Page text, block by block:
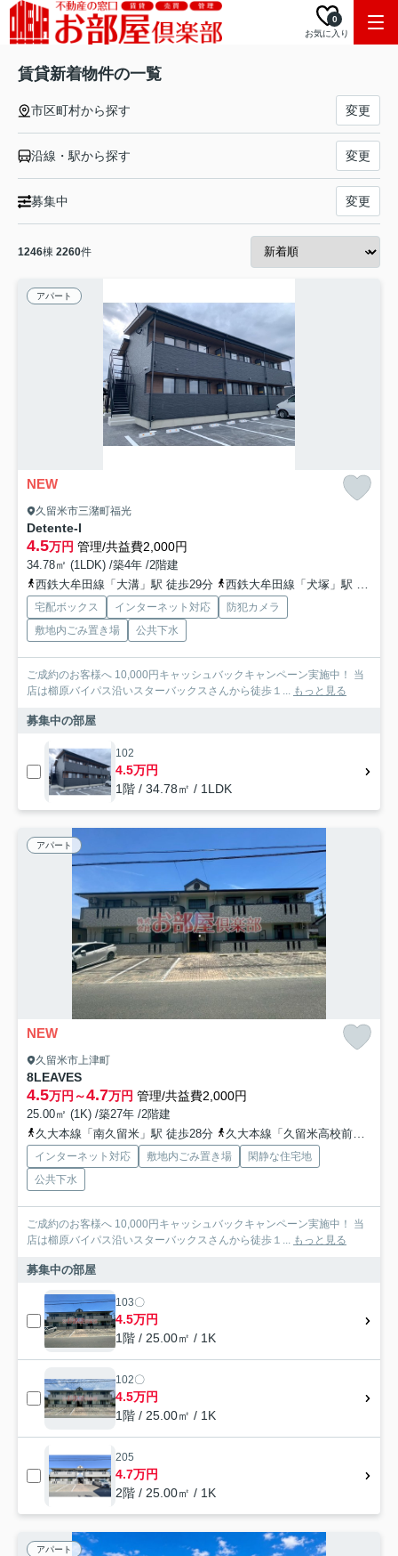
お気に入り
0
賃貸新着物件の一覧
市区町村から探す 変更
沿線・駅から探す 変更
募集中 変更
1246棟 2260件
アパート
NEW
久留米市三潴町福光
Detente-I
4.5万円 管理/共益費2,000円
34.78㎡ (1LDK) /築4年 /2階建
西鉄大牟田線「大溝」駅 徒歩29分
西鉄大牟田線「犬塚」駅 徒歩30分
宅配ボックス インターネット対応
防犯カメラ
敷地内ごみ置き場
公共下水
ご成約のお客様へ 10,000円キャッシュバックキャンペーン実施中！ 当
店は櫛原バイパス沿いスターバックスさんから徒歩１... もっと見る
募集中の部屋
102
4.5万円
1階 / 34.78㎡ / 1LDK
アパート
NEW
久留米市上津町
8LEAVES
4.5万円～4.7万円 管理/共益費2,000円
25.00㎡ (1K) /築27年 /2階建
久大本線「南久留米」駅 徒歩28分
久大本線「久留米高校前」駅 徒歩30分
インターネット対応 敷地内ごみ置き場
閑静な住宅地
公共下水
ご成約のお客様へ 10,000円キャッシュバックキャンペーン実施中！ 当
店は櫛原バイパス沿いスターバックスさんから徒歩１... もっと見る
募集中の部屋
103〇
4.5万円
1階 / 25.00㎡ / 1K
102〇
4.5万円
1階 / 25.00㎡ / 1K
205
4.7万円
2階 / 25.00㎡ / 1K
アパート